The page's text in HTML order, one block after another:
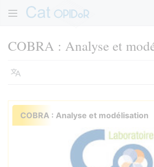
COBRA : Analyse et
Langue
COBRA : Analyse et modélisation